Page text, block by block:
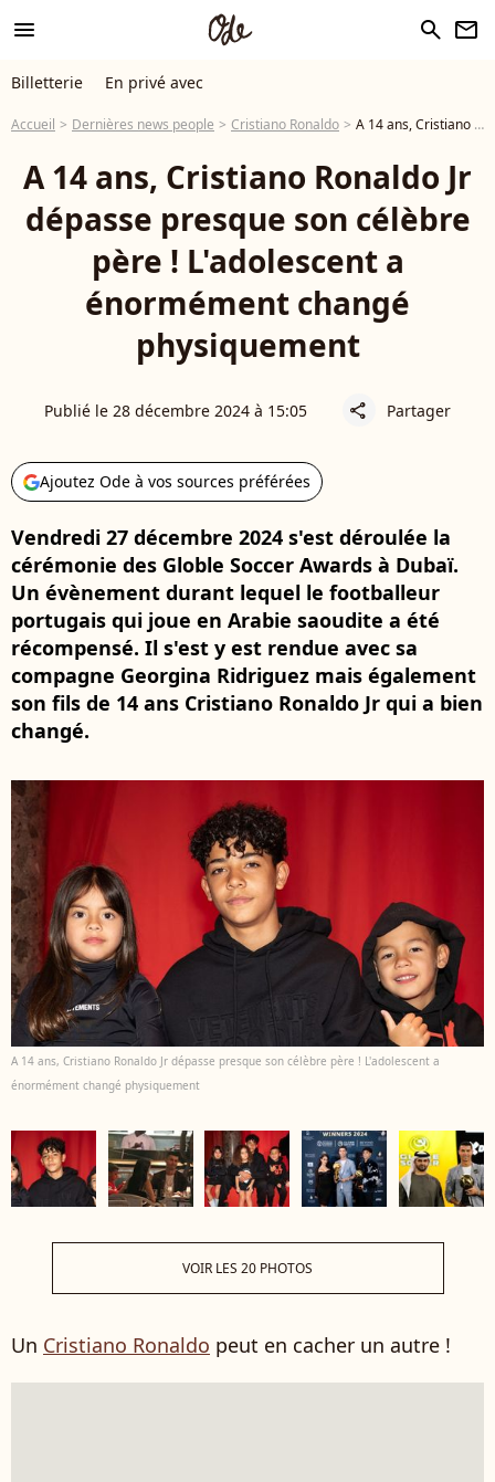
menu search newsletter
Billetterie En privé avec
Accueil Dernières news people Cristiano Ronaldo A 14 ans, Cristiano Ronaldo Jr dépasse presque son célèbre père ! L'adolescent a énormément changé physiquement
A 14 ans, Cristiano Ronaldo Jr
dépasse presque son célèbre
père ! L'adolescent a
énormément changé
physiquement
Publié le 28 décembre 2024 à 15:05 share Partager
Ajoutez Ode à vos sources préférées
Vendredi 27 décembre 2024 s'est déroulée la
cérémonie des Globle Soccer Awards à Dubaï.
Un évènement durant lequel le footballeur
portugais qui joue en Arabie saoudite a été
récompensé. Il s'est y est rendue avec sa
compagne Georgina Ridriguez mais également
son fils de 14 ans Cristiano Ronaldo Jr qui a bien
changé.
A 14 ans, Cristiano Ronaldo Jr dépasse presque son célèbre père ! L'adolescent a
énormément changé physiquement
VOIR LES 20 PHOTOS
Un Cristiano Ronaldo peut en cacher un autre !